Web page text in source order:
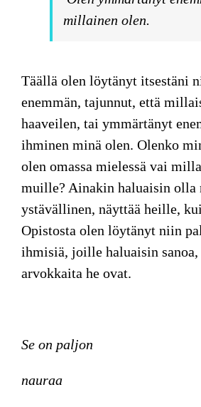
millainen olen.
Täällä olen löytänyt itsestäni
enemmän, tajunnut, että
haaveilen, tai ymmärtänyt
ihminen minä olen. Olenko
olen omassa mielessä vai
muille? Ainakin haluaisin olla
ystävällinen, näyttää heille,
Opistosta olen löytänyt niin
ihmisiä, joille haluaisin
arvokkaita he ovat.
Se on paljon
nauraa